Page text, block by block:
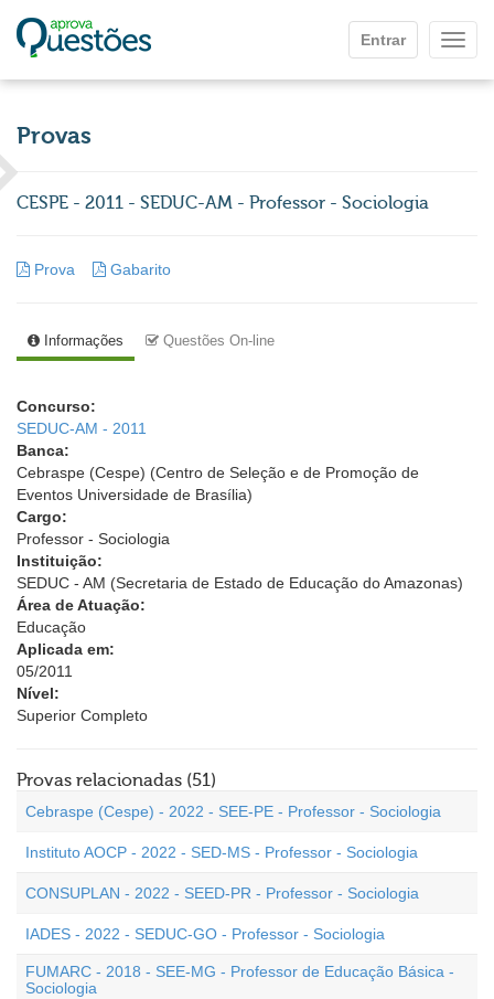
Entrar
Provas
CESPE - 2011 - SEDUC-AM - Professor - Sociologia
Prova Gabarito
Informações Questões On-line
Concurso:
SEDUC-AM - 2011
Banca:
Cebraspe (Cespe) (Centro de Seleção e de Promoção de
Eventos Universidade de Brasília)
Cargo:
Professor - Sociologia
Instituição:
SEDUC - AM (Secretaria de Estado de Educação do Amazonas)
Área de Atuação:
Educação
Aplicada em:
05/2011
Nível:
Superior Completo
Provas relacionadas (51)
Cebraspe (Cespe) - 2022 - SEE-PE - Professor - Sociologia
Instituto AOCP - 2022 - SED-MS - Professor - Sociologia
CONSUPLAN - 2022 - SEED-PR - Professor - Sociologia
IADES - 2022 - SEDUC-GO - Professor - Sociologia
FUMARC - 2018 - SEE-MG - Professor de Educação Básica -
Sociologia